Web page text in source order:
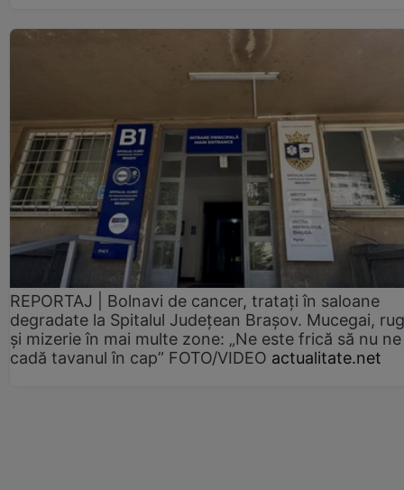
REPORTAJ | Bolnavi de cancer, tratați în saloane
degradate la Spitalul Județean Brașov. Mucegai,
și mizerie în mai multe zone: „Ne este frică să nu ne
cadă tavanul în cap” FOTO/VIDEO actualitate.net